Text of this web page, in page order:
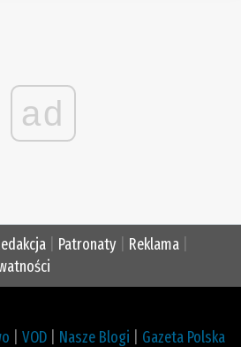
ad
Patronaty Reklama
VOD Nasze Blogi Gazeta Polska